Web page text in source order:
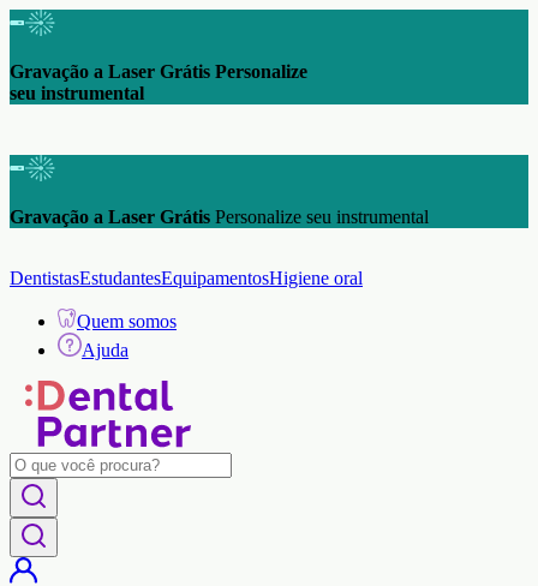
Gravação a Laser Grátis Personalize
seu instrumental
Gravação a Laser Grátis Personalize seu instrumental
DentistasEstudantesEquipamentosHigiene oral
Quem somos
Ajuda